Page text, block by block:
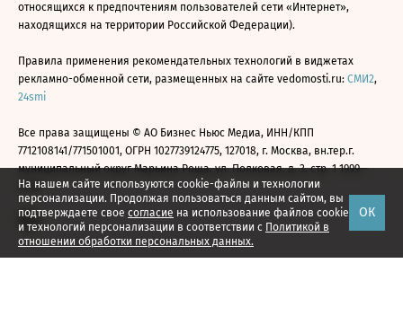
На нашем сайте используются cookie-файлы и технологии
персонализации. Продолжая пользоваться данным сайтом, вы
подтверждаете свое согласие на использование файлов cookie
и технологий персонализации в соответствии с Политикой в
отношении обработки персональных данных.
ОК
относящихся к предпочтениям пользователей сети «Интернет»,
находящихся на территории Российской Федерации).
Правила применения рекомендательных технологий в виджетах
рекламно-обменной сети, размещенных на сайте vedomosti.ru: СМИ2,
24smi
Все права защищены © АО Бизнес Ньюс Медиа, ИНН/КПП
7712108141/771501001, ОГРН 1027739124775, 127018, г. Москва, вн.тер.г.
муниципальный округ Марьина Роща, ул. Полковая, д. 3, стр. 1 1999—
2026